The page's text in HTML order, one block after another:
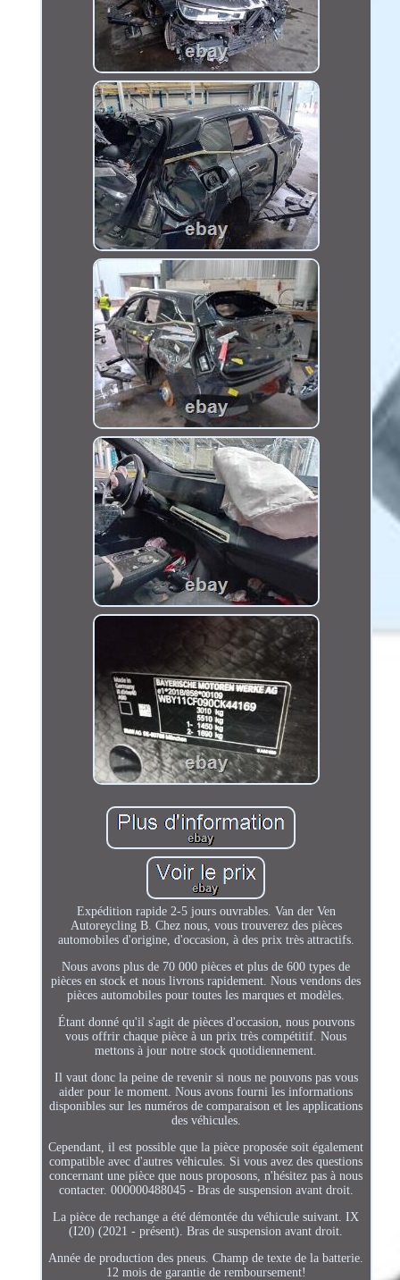
Expédition rapide 2-5 jours ouvrables. Van der Ven
Autoreycling B. Chez nous, vous trouverez des pièces
automobiles d'origine, d'occasion, à des prix très attractifs.
Nous avons plus de 70 000 pièces et plus de 600 types de
pièces en stock et nous livrons rapidement. Nous vendons des
pièces automobiles pour toutes les marques et modèles.
Étant donné qu'il s'agit de pièces d'occasion, nous pouvons
vous offrir chaque pièce à un prix très compétitif. Nous
mettons à jour notre stock quotidiennement.
Il vaut donc la peine de revenir si nous ne pouvons pas vous
aider pour le moment. Nous avons fourni les informations
disponibles sur les numéros de comparaison et les applications
des véhicules.
Cependant, il est possible que la pièce proposée soit également
compatible avec d'autres véhicules. Si vous avez des questions
concernant une pièce que nous proposons, n'hésitez pas à nous
contacter. 000000488045 - Bras de suspension avant droit.
La pièce de rechange a été démontée du véhicule suivant. IX
(I20) (2021 - présent). Bras de suspension avant droit.
Année de production des pneus. Champ de texte de la batterie.
12 mois de garantie de remboursement!